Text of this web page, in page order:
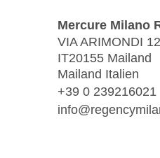
Mercure Milano
VIA ARIMONDI 12
IT20155 Mailand
Mailand Italien
+39 0 239216021